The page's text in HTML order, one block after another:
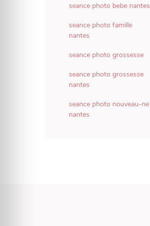
seance photo bebe nantes
seance photo famille
nantes
seance photo grossesse
seance photo grossesse
nantes
seance photo nouveau-ne
nantes